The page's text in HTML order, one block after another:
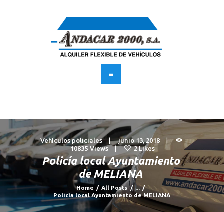
Vehículos policiales
junio 13, 2018
10835 Views 2 Likes
Policía local Ayuntamiento
de MELIANA
Home All Posts
...
Policía local Ayuntamiento de MELIANA
BLOG
CONTACTO
UBICACIÓN